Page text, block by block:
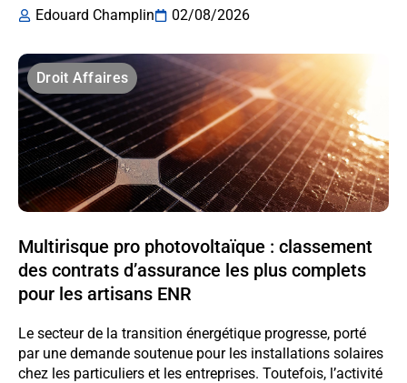
Edouard Champlin 02/08/2026
Droit Affaires
Multirisque pro photovoltaïque : classement
des contrats d’assurance les plus complets
pour les artisans ENR
Le secteur de la transition énergétique progresse, porté
par une demande soutenue pour les installations solaires
chez les particuliers et les entreprises. Toutefois, l’activité